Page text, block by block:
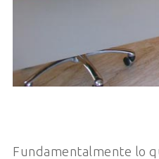
Fundamentalmente lo